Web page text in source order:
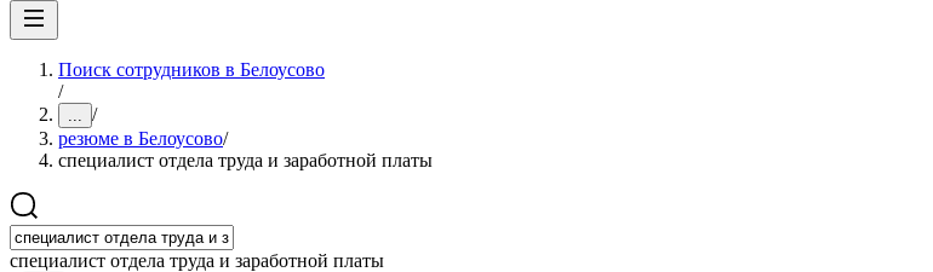
Поиск сотрудников в Белоусово
/
... /
резюме в Белоусово/
специалист отдела труда и заработной платы
специалист отдела труда и заработной платы